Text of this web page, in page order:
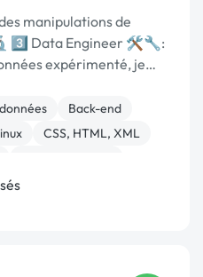
manipulations de
3️⃣ Data Engineer 🛠️🔧:
expérimenté, je
Back-end
CSS, HTML, XML